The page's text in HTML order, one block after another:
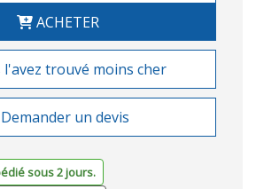
ACHETER
trouvé moins cher
un devis
sous 2 jours.